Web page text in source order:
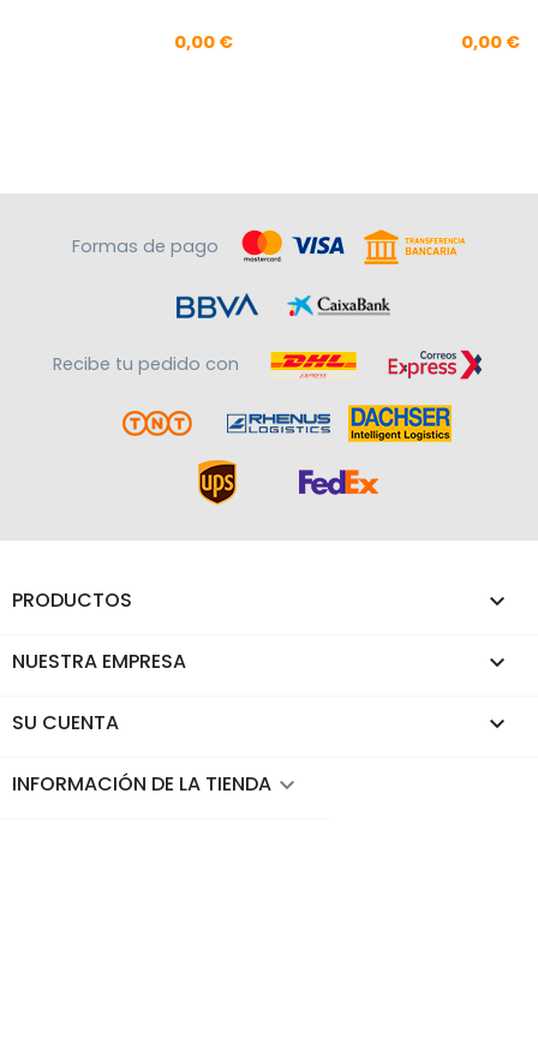
Precio
0,00 € 0,00 €
Formas de pago
Recibe tu pedido con
PRODUCTOS 
NUESTRA EMPRESA 
SU CUENTA 
INFORMACIÓN DE LA TIENDA keyboard_arrow_down